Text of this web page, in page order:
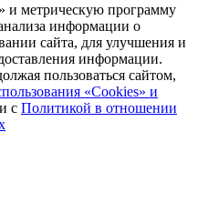
и метрическую программу
информации о
сайта, для улучшения и
информации.
пользоваться сайтом,
«Cookies» и
и с Политикой в отношении